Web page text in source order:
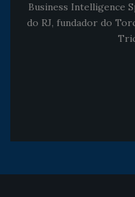
Business Intelligence
do RJ, fundador do